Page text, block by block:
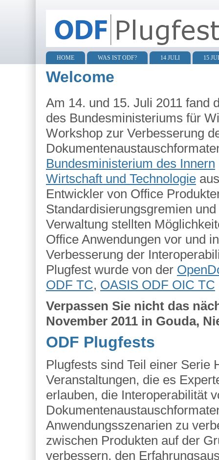
Main menu
HOME WAS IST ODF? 14 JULI 15
Welcome
Am 14. und 15. Juli 2011 fand
des Bundesministeriums für
Workshop zur Verbesserung
Bundesministerium des Innern
Wirtschaft und Technologie
Entwickler von Office
Standardisierungsgremien
Verwaltung stellten
Office Anwendungen vor und
Verbesserung der
Plugfest wurde von der
ODF TC, OASIS ODF OIC TC
Verpassen Sie nicht das
November 2011 in Gouda,
ODF Plugfests
Plugfests sind Teil einer Serie
Veranstaltungen, die es
erlauben, die Interoperabilität
Anwendungsszenarien zu
zwischen Produkten auf der
verbessern, den